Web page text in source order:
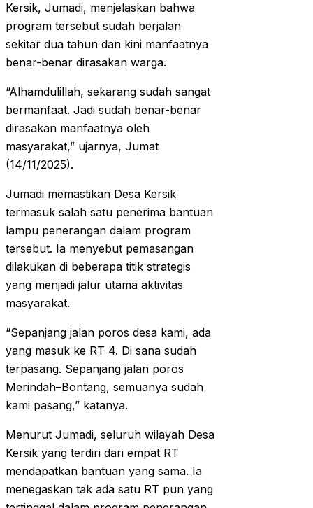
Kersik, Jumadi, menjelaskan bahwa
program tersebut sudah berjalan
sekitar dua tahun dan kini manfaatnya
benar-benar dirasakan warga.
“Alhamdulillah, sekarang sudah sangat
bermanfaat. Jadi sudah benar-benar
dirasakan manfaatnya oleh
masyarakat,” ujarnya, Jumat
(14/11/2025).
Jumadi memastikan Desa Kersik
termasuk salah satu penerima bantuan
lampu penerangan dalam program
tersebut. Ia menyebut pemasangan
dilakukan di beberapa titik strategis
yang menjadi jalur utama aktivitas
masyarakat.
“Sepanjang jalan poros desa kami, ada
yang masuk ke RT 4. Di sana sudah
terpasang. Sepanjang jalan poros
Merindah–Bontang, semuanya sudah
kami pasang,” katanya.
Menurut Jumadi, seluruh wilayah Desa
Kersik yang terdiri dari empat RT
mendapatkan bantuan yang sama. Ia
menegaskan tak ada satu RT pun yang